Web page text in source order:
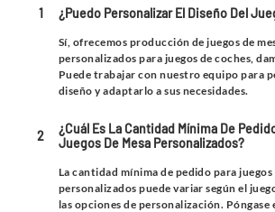
1 ¿Puedo Personalizar El Diseño Del
Sí, ofrecemos producción de juegos de
personalizados para juegos de coches,
Puede trabajar con nuestro equipo para
diseño y adaptarlo a sus necesidades.
2
¿Cuál Es La Cantidad Mínima De
Juegos De Mesa Personalizados?
La cantidad mínima de pedido para juegos
personalizados puede variar según el
las opciones de personalización.